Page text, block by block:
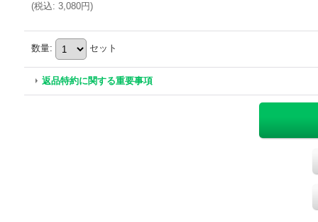
(税込: 3,080円)
数量: セット
返品特約に関する重要事項